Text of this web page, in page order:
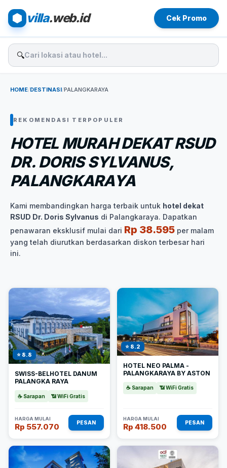
villa.web.id Cek Promo
🔍
HOME/DESTINASI/PALANGKARAYA
REKOMENDASI TERPOPULER
HOTEL MURAH DEKAT RSUD
DR. DORIS SYLVANUS,
PALANGKARAYA
Kami membandingkan harga terbaik untuk hotel dekat
RSUD Dr. Doris Sylvanus di Palangkaraya. Dapatkan
penawaran eksklusif mulai dari Rp 38.595 per malam
yang telah diurutkan berdasarkan diskon terbesar hari
ini.
⭐ 8.8
SWISS-BELHOTEL DANUM
PALANGKA RAYA
☕ Sarapan 📶 WiFi Gratis
HARGA MULAI
Rp 557.070 PESAN
⭐ 8.2
HOTEL NEO PALMA -
PALANGKARAYA BY ASTON
☕ Sarapan 📶 WiFi Gratis
HARGA MULAI
Rp 418.500 PESAN